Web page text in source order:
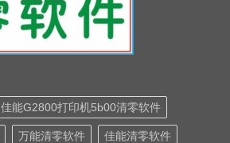
佳能G2800打印机5b00清零软件
万能清零软件 佳能清零软件